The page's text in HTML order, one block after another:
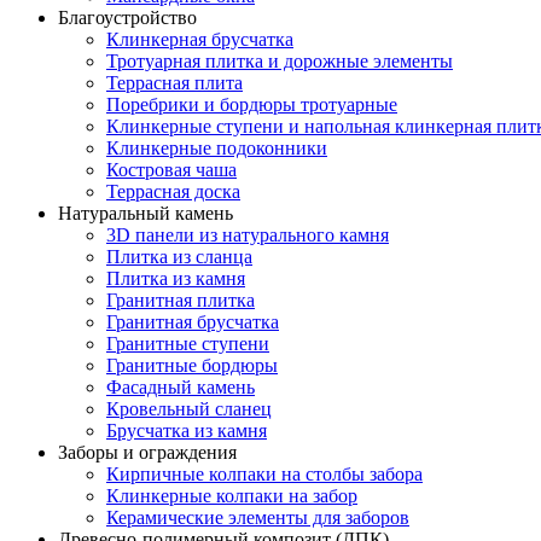
Благоустройство
Клинкерная брусчатка
Тротуарная плитка и дорожные элементы
Террасная плита
Поребрики и бордюры тротуарные
Клинкерные ступени и напольная клинкерная
Клинкерные подоконники
Костровая чаша
Террасная доска
Натуральный камень
3D панели из натурального камня
Плитка из сланца
Плитка из камня
Гранитная плитка
Гранитная брусчатка
Гранитные ступени
Гранитные бордюры
Фасадный камень
Кровельный сланец
Брусчатка из камня
Заборы и ограждения
Кирпичные колпаки на столбы забора
Клинкерные колпаки на забор
Керамические элементы для заборов